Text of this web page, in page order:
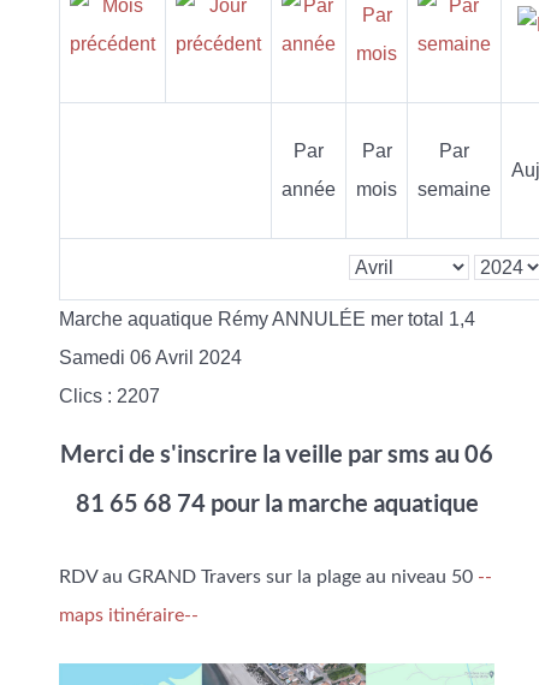
Par
année
Par
mois
Par
semaine
Marche aquatique Rémy ANNULÉE mer total 1,4
Samedi 06 Avril 2024
Clics : 2207
Merci de s'inscrire la veille par sms au 06
81 65 68 74 pour la marche aquatique
RDV au GRAND Travers sur la plage au niveau 50 --
maps itinéraire--